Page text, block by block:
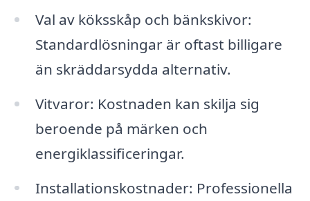
Val av köksskåp och bänkskivor:
Standardlösningar är oftast billigare
än skräddarsydda alternativ.
Vitvaror: Kostnaden kan skilja sig
beroende på märken och
energiklassificeringar.
Installationskostnader: Professionella